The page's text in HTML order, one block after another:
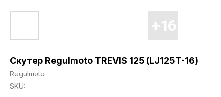
Скутер Regulmoto TREVIS 125 (LJ125T-16)
Regulmoto
SKU: